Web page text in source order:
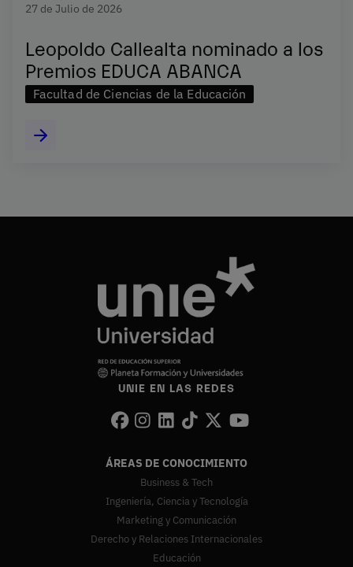
27 de Julio de 2026
Leopoldo Callealta nominado a los
Premios EDUCA ABANCA
Facultad de Ciencias de la Educación
UNIE EN LAS REDES
ÁREAS DE CONOCIMIENTO
Business & Tech
Ingeniería, Ciencia y Tecnología
Marketing y Comunicación
Derecho y Relaciones Internacionales
Educación